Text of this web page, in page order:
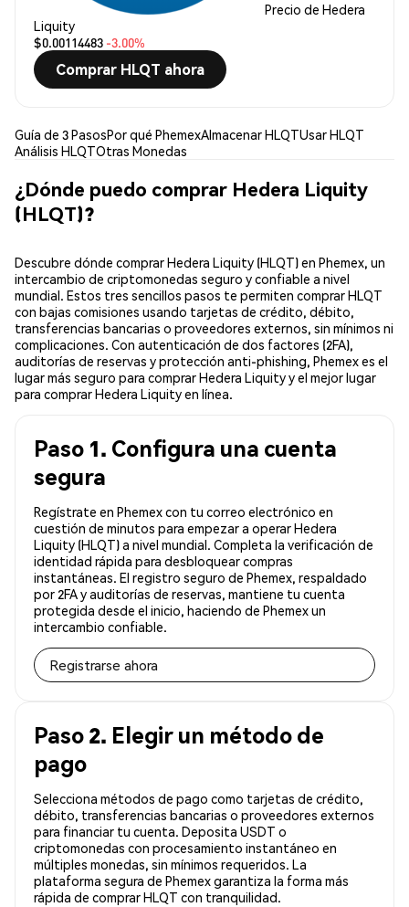
Precio de Hedera
Liquity
$0.00114483 -3.00%
Comprar HLQT ahora
Guía de 3 PasosPor qué PhemexAlmacenar HLQTUsar HLQT
Análisis HLQTOtras Monedas
¿Dónde puedo comprar Hedera Liquity
(HLQT)?
Descubre dónde comprar Hedera Liquity (HLQT) en Phemex, un
intercambio de criptomonedas seguro y confiable a nivel
mundial. Estos tres sencillos pasos te permiten comprar HLQT
con bajas comisiones usando tarjetas de crédito, débito,
transferencias bancarias o proveedores externos, sin mínimos ni
complicaciones. Con autenticación de dos factores (2FA),
auditorías de reservas y protección anti-phishing, Phemex es el
lugar más seguro para comprar Hedera Liquity y el mejor lugar
para comprar Hedera Liquity en línea.
Paso 1. Configura una cuenta
segura
Regístrate en Phemex con tu correo electrónico en
cuestión de minutos para empezar a operar Hedera
Liquity (HLQT) a nivel mundial. Completa la verificación de
identidad rápida para desbloquear compras
instantáneas. El registro seguro de Phemex, respaldado
por 2FA y auditorías de reservas, mantiene tu cuenta
protegida desde el inicio, haciendo de Phemex un
intercambio confiable.
Registrarse ahora
Paso 2. Elegir un método de
pago
Selecciona métodos de pago como tarjetas de crédito,
débito, transferencias bancarias o proveedores externos
para financiar tu cuenta. Deposita USDT o
criptomonedas con procesamiento instantáneo en
múltiples monedas, sin mínimos requeridos. La
plataforma segura de Phemex garantiza la forma más
rápida de comprar HLQT con tranquilidad.